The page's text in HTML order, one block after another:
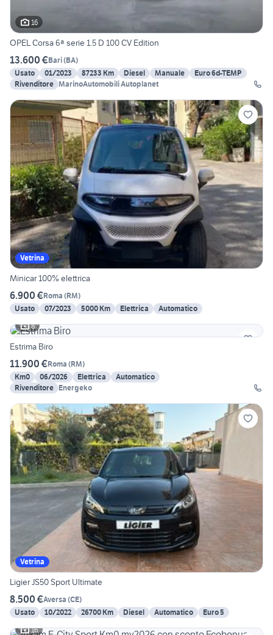
16
OPEL Corsa 6ª serie 1.5 D 100 CV Edition
13.600 €Bari(BA)
Usato
01/2023 87233 Km Diesel Manuale
Euro 6d-TEMP
Rivenditore MarinoAutomobili Autoplanet
Vetrina
Minicar 100% elettrica
6.900 €Roma (RM)
Usato
07/2023 5000 Km Elettrica
Automatico
8
Estrima Biro
11.900 €Roma (RM)
Km0
06/2026 Elettrica
Automatico
Rivenditore Energeko
Vetrina
Ligier JS50 Sport Ultimate
8.500 €Aversa (CE)
Usato
10/2022 26700 Km Diesel Automatico
Euro 5
16